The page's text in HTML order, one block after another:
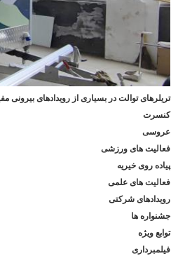
تریلرهای توالت در بسیاری از رویدادهای بیرونی
کنسرت
عروسی
فعالیت های ورزشی
پیاده روی خیریه
فعالیت های علمی
رویدادهای شرکتی
جشنواره ها
توابع ویژه
فیلمبرداری